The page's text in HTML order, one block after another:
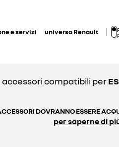
e servizi universo Renault
accessori compatibili per
DOVRANNO ESSERE
per saperne di